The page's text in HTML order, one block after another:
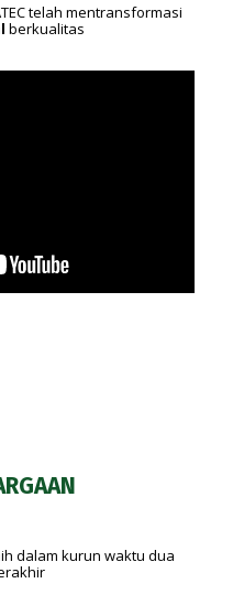
telah mentransformasi
berkualitas
dalam kurun waktu dua